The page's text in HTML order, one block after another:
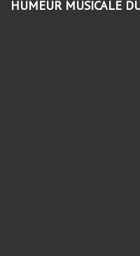
HUMEUR MUSICALE